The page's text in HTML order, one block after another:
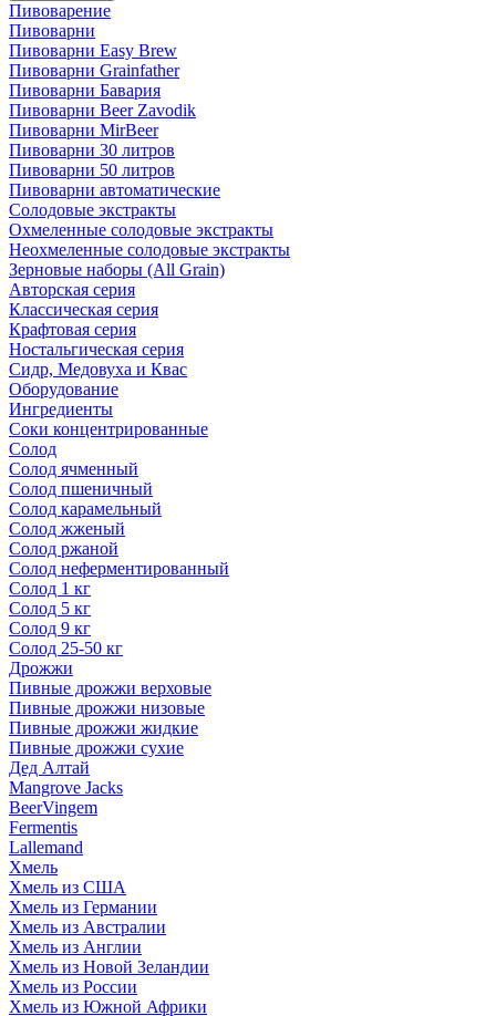
Пивоварение
Пивоварни
Пивоварни Easy Brew
Пивоварни Grainfather
Пивоварни Бавария
Пивоварни Beer Zavodik
Пивоварни MirBeer
Пивоварни 30 литров
Пивоварни 50 литров
Пивоварни автоматические
Солодовые экстракты
Охмеленные солодовые экстракты
Неохмеленные солодовые экстракты
Зерновые наборы (All Grain)
Авторская серия
Классическая серия
Крафтовая серия
Ностальгическая серия
Сидр, Медовуха и Квас
Оборудование
Ингредиенты
Соки концентрированные
Солод
Солод ячменный
Солод пшеничный
Солод карамельный
Солод жженый
Солод ржаной
Солод неферментированный
Солод 1 кг
Солод 5 кг
Солод 9 кг
Солод 25-50 кг
Дрожжи
Пивные дрожжи верховые
Пивные дрожжи низовые
Пивные дрожжи жидкие
Пивные дрожжи сухие
Дед Алтай
Mangrove Jacks
BeerVingem
Fermentis
Lallemand
Хмель
Хмель из США
Хмель из Германии
Хмель из Австралии
Хмель из Англии
Хмель из Новой Зеландии
Хмель из России
Хмель из Южной Африки